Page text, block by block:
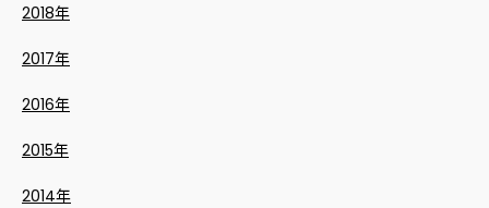
2018年
2017年
2016年
2015年
2014年